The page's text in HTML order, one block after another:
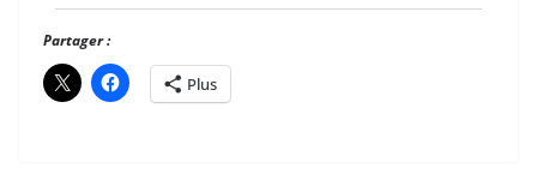
Partager :
Plus